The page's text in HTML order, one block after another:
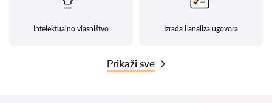
Intelektualno vlasništvo Izrada i analiza ugovora
Prikaži sve